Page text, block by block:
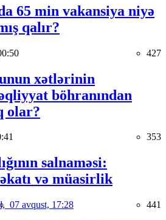
65 min vakansiya niyə
qalır?
427
xətlərinin
böhranından
olar?
353
salnaməsi:
və müasirlik
07 avqust, 17:28 441